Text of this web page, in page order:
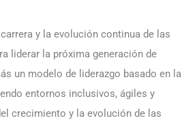
y la evolución continua de las
liderar la próxima generación de
un modelo de liderazgo basado en la
entornos inclusivos, ágiles y
crecimiento y la evolución de las